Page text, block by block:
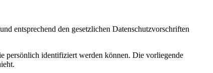
entsprechend den gesetzlichen Datenschutzvorschriften
persönlich identifiziert werden können. Die vorliegende